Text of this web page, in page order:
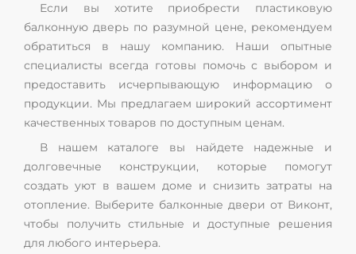
Если вы хотите приобрести пластиковую
балконную дверь по разумной цене, рекомендуем
обратиться в нашу компанию. Наши опытные
специалисты всегда готовы помочь с выбором и
предоставить исчерпывающую информацию о
продукции. Мы предлагаем широкий ассортимент
качественных товаров по доступным ценам.
В нашем каталоге вы найдете надежные и
долговечные конструкции, которые помогут
создать уют в вашем доме и снизить затраты на
отопление. Выберите балконные двери от Виконт,
чтобы получить стильные и доступные решения
для любого интерьера.